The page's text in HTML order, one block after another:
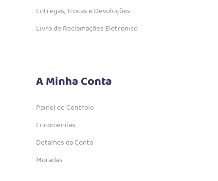
Entregas, Trocas e Devoluções
Livro de Reclamações Eletrónico
A Minha Conta
Painel de Controlo
Encomendas
Detalhes da Conta
Moradas